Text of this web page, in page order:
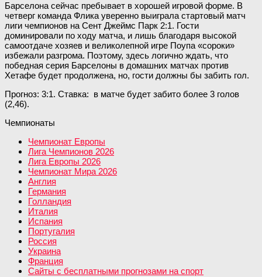
Барселона сейчас пребывает в хорошей игровой форме. В
четверг команда Флика уверенно выиграла стартовый матч
лиги чемпионов на Сент Джеймс Парк 2:1. Гости
доминировали по ходу матча, и лишь благодаря высокой
самоотдаче хозяев и великолепной игре Поупа «сороки»
избежали разгрома. Поэтому, здесь логично ждать, что
победная серия Барселоны в домашних матчах против
Хетафе будет продолжена, но, гости должны бы забить гол.
Прогноз: 3:1. Ставка: в матче будет забито более 3 голов
(2,46).
Чемпионаты
Чемпионат Европы
Лига Чемпионов 2026
Лига Европы 2026
Чемпионат Мира 2026
Англия
Германия
Голландия
Италия
Испания
Португалия
Россия
Украина
Франция
Сайты с бесплатными прогнозами на спорт